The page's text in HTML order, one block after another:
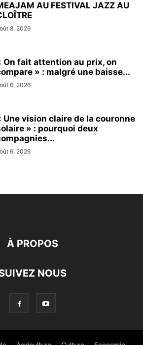
AU FESTIVAL JAZZ AU
8, 2026
On fait attention au prix, on
» : malgré une baisse...
6, 2026
Une vision claire de la couronne
» : pourquoi deux
6, 2026
À PROPOS
NOUS